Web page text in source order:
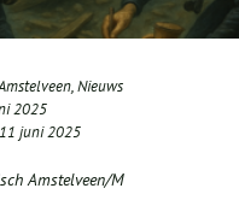
,Nieuws
2025
juni 2025
Amstelveen/M